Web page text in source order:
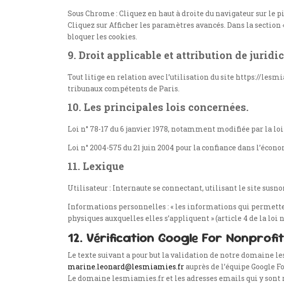
Sous Chrome : Cliquez en haut à droite du navigateur sur
Cliquez sur Afficher les paramètres avancés. Dans la
bloquer les cookies.
9. Droit applicable et attribution de
Tout litige en relation avec l’utilisation du site https://
tribunaux compétents de Paris.
10. Les principales lois concernées.
Loi n° 78-17 du 6 janvier 1978, notamment modifiée par la
Loi n° 2004-575 du 21 juin 2004 pour la confiance dans
11. Lexique
Utilisateur : Internaute se connectant, utilisant le site
Informations personnelles : « les informations qui
physiques auxquelles elles s’appliquent » (article 4 de la loi
12. Vérification Google For
Le texte suivant a pour but la validation de notre domaine
marine.leonard@lesmiamies.frauprès de l’équipe Google
Le domaine lesmiamies.fr et les adresses emails qui y